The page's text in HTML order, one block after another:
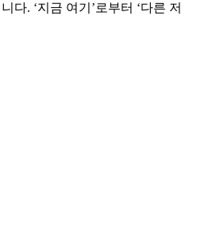
. ‘지금 여기’로부터 ‘다른 저